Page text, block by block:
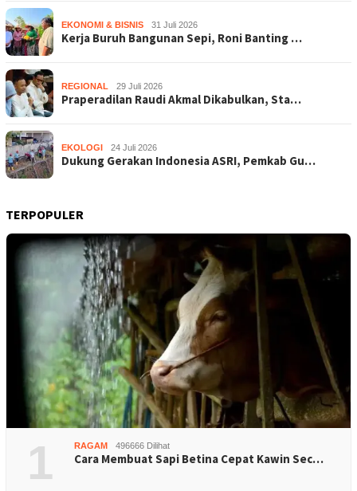
EKONOMI & BISNIS 31 Juli 2026
Kerja Buruh Bangunan Sepi, Roni Banting …
REGIONAL 29 Juli 2026
Praperadilan Raudi Akmal Dikabulkan, Sta…
EKOLOGI 24 Juli 2026
Dukung Gerakan Indonesia ASRI, Pemkab Gu…
TERPOPULER
1 RAGAM 496666 Dilihat
Cara Membuat Sapi Betina Cepat Kawin Sec…